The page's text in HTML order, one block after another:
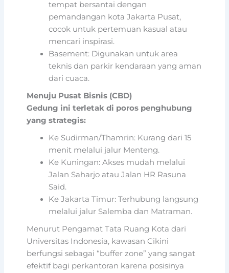
tempat bersantai dengan
pemandangan kota Jakarta Pusat,
cocok untuk pertemuan kasual atau
mencari inspirasi.
Basement: Digunakan untuk area
teknis dan parkir kendaraan yang aman
dari cuaca.
Menuju Pusat Bisnis (CBD)
Gedung ini terletak di poros penghubung
yang strategis:
Ke Sudirman/Thamrin: Kurang dari 15
menit melalui jalur Menteng.
Ke Kuningan: Akses mudah melalui
Jalan Saharjo atau Jalan HR Rasuna
Said.
Ke Jakarta Timur: Terhubung langsung
melalui jalur Salemba dan Matraman.
Menurut Pengamat Tata Ruang Kota dari
Universitas Indonesia, kawasan Cikini
berfungsi sebagai “buffer zone” yang sangat
efektif bagi perkantoran karena posisinya